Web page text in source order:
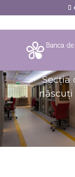
Secția
născuți